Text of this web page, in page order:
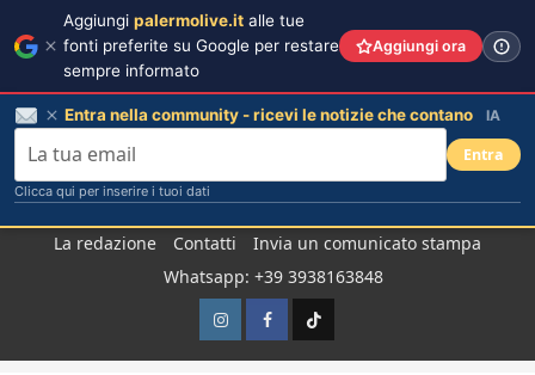
La redazione Contatti
Invia un comunicato stampa
Whatsapp: +39 3938163848
InstagramFacebook
TikTok
Aggiungi palermolive.it alle tue
fonti preferite su Google per restare
sempre informato
Aggiungi ora
Entra nella community - ricevi le notizie che contano IA
Entra
Clicca qui per inserire i tuoi dati